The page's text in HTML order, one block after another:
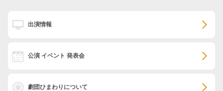
出演情報
公演 イベント 発表会
劇団ひまわりについて